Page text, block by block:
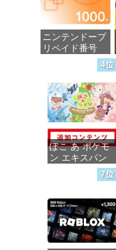
ニンテンドープ
リペイド番号
1000円|オンラ
価格：¥1,000
4位
ぽこ あ ポケモ
ン エキスパン
ションパス|オン
ラインコード版
価格：¥4,400
7位